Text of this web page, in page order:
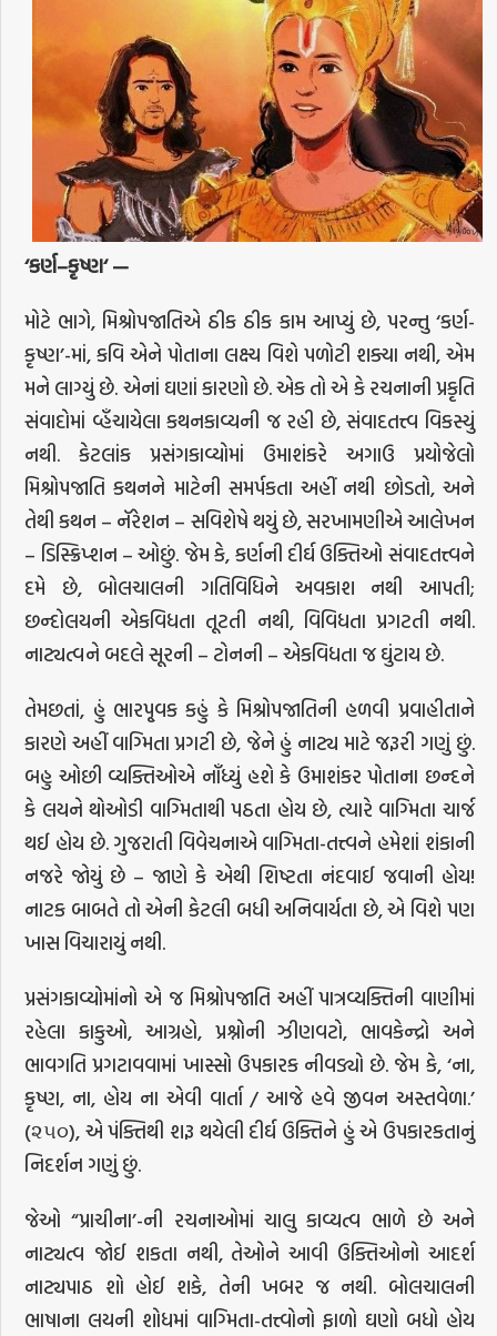
‘કર્ણ–કૃષ્ણ‘ —
મોટે ભાગે, મિશ્રોપજાતિએ ઠીક ઠીક કામ આપ્યું છે, પરન્તુ ‘કર્ણ-
કૃષ્ણ’-માં, કવિ એને પોતાના લક્ષ્ય વિશે પળોટી શક્યા નથી, એમ
મને લાગ્યું છે. એનાં ઘણાં કારણો છે. એક તો એ કે રચનાની પ્રકૃતિ
સંવાદોમાં વ્હૅંચાયેલા કથનકાવ્યની જ રહી છે, સંવાદતત્ત્વ વિકસ્યું
નથી. કેટલાંક પ્રસંગકાવ્યોમાં ઉમાશંકરે અગાઉ પ્રયોજેલો
મિશ્રોપજાતિ કથનને માટેની સમર્પકતા અહીં નથી છોડતો, અને
તેથી કથન – નૅરેશન – સવિશેષે થયું છે, સરખામણીએ આલેખન
– ડિસ્ક્રિપ્શન – ઓછું. જેમ કે, કર્ણની દીર્ઘ ઉક્તિઓ સંવાદતત્ત્વને
દમે છે, બોલચાલની ગતિવિધિને અવકાશ નથી આપતી;
છન્દોલયની એકવિધતા તૂટતી નથી, વિવિધતા પ્રગટતી નથી.
નાટ્યત્વને બદલે સૂરની – ટોનની – એકવિધતા જ ઘુંટાય છે.
તેમછતાં, હું ભારપૃ્વક કહું કે મિશ્રોપજાતિની હળવી પ્રવાહીતાને
કારણે અહીં વાગ્મિતા પ્રગટી છે, જેને હું નાટ્ય માટે જરૂરી ગણું છું.
બહુ ઓછી વ્યક્તિઓએ નૉંધ્યું હશે કે ઉમાશંકર પોતાના છન્દને
કે લયને થોઓડી વાગ્મિતાથી પઠતા હોય છે, ત્યારે વાગ્મિતા ચાર્જ
થઈ હોય છે. ગુજરાતી વિવેચનાએ વાગ્મિતા-તત્ત્વને હમેશાં શંકાની
નજરે જોયું છે – જાણે કે એથી શિષ્ટતા નંદવાઈ જવાની હોય!
નાટક બાબતે તો એની કેટલી બધી અનિવાર્યતા છે, એ વિશે પણ
ખાસ વિચારાયું નથી.
પ્રસંગકાવ્યોમાંનો એ જ મિશ્રોપજાતિ અહીં પાત્રવ્યક્તિની વાણીમાં
રહેલા કાકુઓ, આગ્રહો, પ્રશ્નોની ઝીણવટો, ભાવકેન્દ્રો અને
ભાવગતિ પ્રગટાવવામાં ખાસ્સો ઉપકારક નીવડ્યો છે. જેમ કે, ‘ના,
કૃષ્ણ, ના, હોય ના એવી વાર્તા / આજે હવે જીવન અસ્તવેળા.’
(૨૫૦), એ પંક્તિથી શરૂ થયેલી દીર્ઘ ઉક્તિને હું એ ઉપકારકતાનું
નિદર્શન ગણું છું.
જેઓ “પ્રાચીના’-ની રચનાઓમાં ચાલુ કાવ્યત્વ ભાળે છે અને
નાટ્યત્વ જોઈ શકતા નથી, તેઓને આવી ઉક્તિઓનો આદર્શ
નાટ્યપાઠ શો હોઈ શકે, તેની ખબર જ નથી. બોલચાલની
ભાષાના લયની શોધમાં વાગ્મિતા-તત્ત્વોનો ફાળો ઘણો બધો હોય